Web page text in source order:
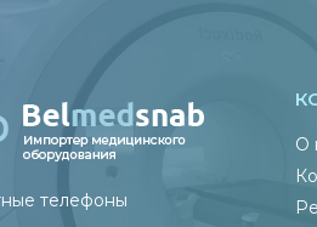
телефоны
О